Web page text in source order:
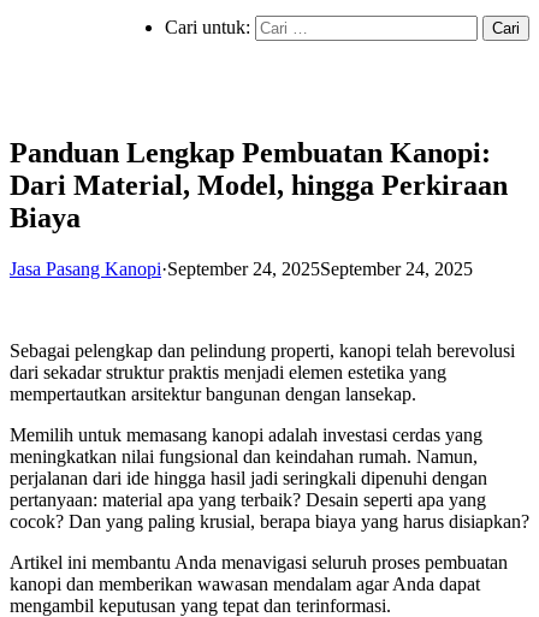
Cari untuk:
Panduan Lengkap Pembuatan Kanopi:
Dari Material, Model, hingga Perkiraan
Biaya
Jasa Pasang Kanopi·September 24, 2025September 24, 2025
Sebagai pelengkap dan pelindung properti, kanopi telah berevolusi
dari sekadar struktur praktis menjadi elemen estetika yang
mempertautkan arsitektur bangunan dengan lansekap.
Memilih untuk memasang kanopi adalah investasi cerdas yang
meningkatkan nilai fungsional dan keindahan rumah. Namun,
perjalanan dari ide hingga hasil jadi seringkali dipenuhi dengan
pertanyaan: material apa yang terbaik? Desain seperti apa yang
cocok? Dan yang paling krusial, berapa biaya yang harus disiapkan?
Artikel ini membantu Anda menavigasi seluruh proses pembuatan
kanopi dan memberikan wawasan mendalam agar Anda dapat
mengambil keputusan yang tepat dan terinformasi.